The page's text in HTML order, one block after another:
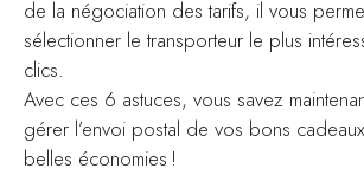
de la négociation des tarifs, il vous
sélectionner le transporteur le plus
clics.
Avec ces 6 astuces, vous savez
gérer l’envoi postal de vos bons
belles économies !